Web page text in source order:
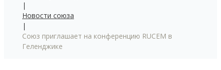
|
Новости союза
|
Союз приглашает на конференцию RUCEM в
Геленджике